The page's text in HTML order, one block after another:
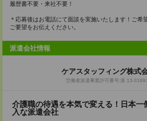
履歴書不要・来社不要！
＊応募後はお電話にて面談を実施いたします！ご希
ご要望をお伝えください。
派遣会社情報
ケアスタッフィング株式
労働者派遣事業許可番号:派 13-
介護職の待遇を本気で変える！日本一
入な派遣会社